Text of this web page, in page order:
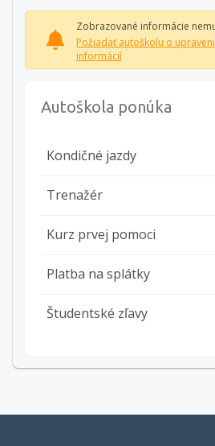
Autoškola ponúka
Kondičné jazdy
Trenažér
Kurz prvej pomoci
Platba na splátky
Študentské zľavy
Zobrazované informácie
Požiadať autoškolu o
informácií